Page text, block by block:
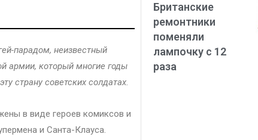
парадом, неизвестный
армии, который многие годы
страну советских солдатах.
в виде героев комиксов и
и Санта-Клауса.
Британские
ремонтники
поменяли
лампочку с 12
раза